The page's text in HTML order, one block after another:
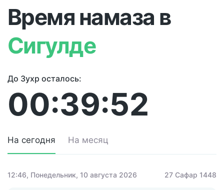
Время намаза в
Сигулде
До Зухр осталось:
00:39:52
На сегодня На месяц
12:46, Понедельник, 10 августа 2026 27 Сафар 1448